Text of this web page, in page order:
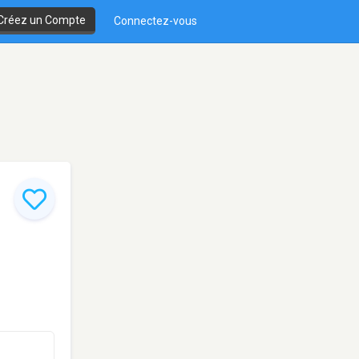
un Compte Connectez-vous